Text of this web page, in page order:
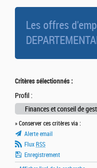
Les offres
Critères sélectionnés :
Profil :
Finances et conseil de
» Conserver ces critères via :
Alerte email
Flux RSS
Enregistrement